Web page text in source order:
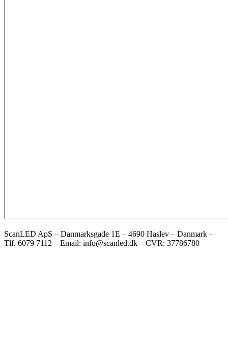
ScanLED ApS – Danmarksgade 1E – 4690 Haslev – Danmark –
Tlf. 6079 7112 – Email: info@scanled.dk – CVR: 37786780